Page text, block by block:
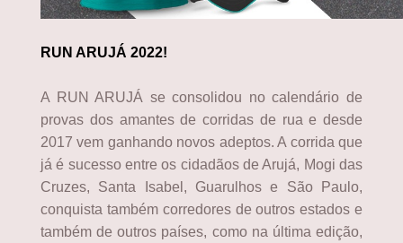
RUN ARUJÁ 2022!
A RUN ARUJÁ se consolidou no calendário de
provas dos amantes de corridas de rua e desde
2017 vem ganhando novos adeptos. A corrida que
já é sucesso entre os cidadãos de Arujá, Mogi das
Cruzes, Santa Isabel, Guarulhos e São Paulo,
conquista também corredores de outros estados e
também de outros países, como na última edição,